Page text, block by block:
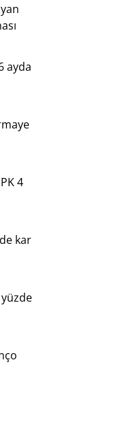
ayda
4
kar
yüzde